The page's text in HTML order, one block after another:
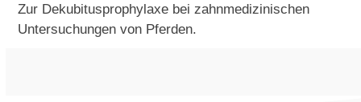
Zur Dekubitusprophylaxe bei zahnmedizinischen
Untersuchungen von Pferden.